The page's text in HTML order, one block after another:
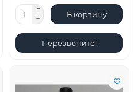
В корзину
Перезвоните!